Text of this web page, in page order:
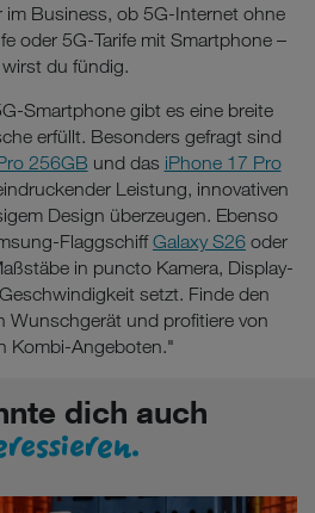
im Business, ob 5G-Internet ohne
oder 5G-Tarife mit Smartphone –
wirst du fündig.
Smartphone gibt es eine breite
erfüllt. Besonders gefragt sind
256GB und das iPhone 17 Pro
Leistung, innovativen
Design überzeugen. Ebenso
FlaggschiffGalaxy S26 oder
in puncto Kamera, Display-
setzt. Finde den
Wunschgerät und profitiere von
Kombi-Angeboten."
dich auch